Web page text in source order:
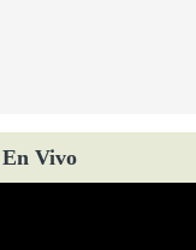
En Vivo